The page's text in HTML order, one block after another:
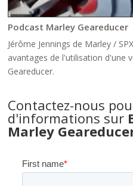
Podcast Marley Geareducer
Jérôme Jennings de Marley /
avantages de l'utilisation d'une
Geareducer.
Contactez-nous
d'informations sur
Marley